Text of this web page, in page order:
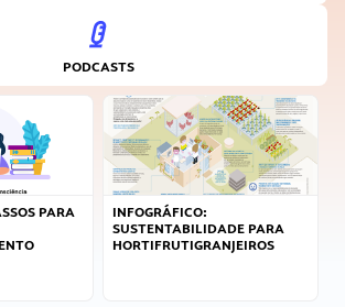
PODCASTS
PARA
INFOGRÁFICO:
SUSTENTABILIDADE PARA
HORTIFRUTIGRANJEIROS